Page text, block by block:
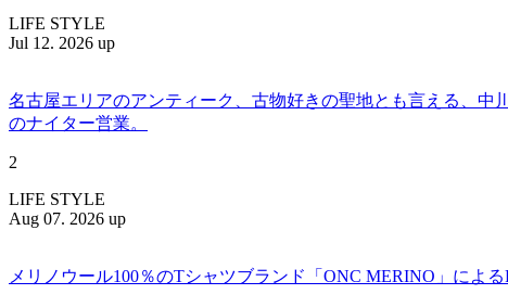
LIFE STYLE
Jul 12. 2026 up
名古屋エリアのアンティーク、古物好きの聖地とも言える、中
のナイター営業。
2
LIFE STYLE
Aug 07. 2026 up
メリノウール100％のTシャツブランド「ONC MERINO」によ